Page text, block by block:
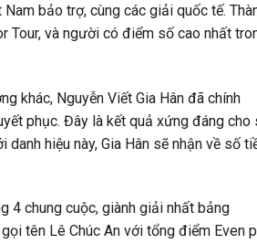
bảo trợ, cùng các giải quốc tế.
Tour, và người có điểm số cao nhất
khác, Nguyễn Viết Gia Hân đã chính
phục. Đây là kết quả xứng đáng cho
hiệu này, Gia Hân sẽ nhận về số
4 chung cuộc, giành giải nhất bảng
tên Lê Chúc An với tổng điểm Even